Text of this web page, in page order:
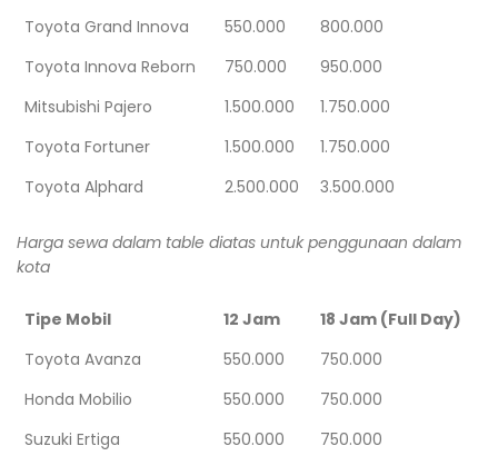
Toyota Grand Innova 550.000
800.000
Toyota Innova Reborn
750.000
950.000
Mitsubishi Pajero
1.500.000
1.750.000
Toyota Fortuner
1.500.000
1.750.000
Toyota Alphard
2.500.000 3.500.000
Harga sewa dalam table diatas untuk penggunaan dalam
kota
Tipe Mobil 12 Jam
18 Jam (Full Day)
Toyota Avanza
550.000
750.000
Honda Mobilio
550.000
750.000
Suzuki Ertiga
550.000
750.000